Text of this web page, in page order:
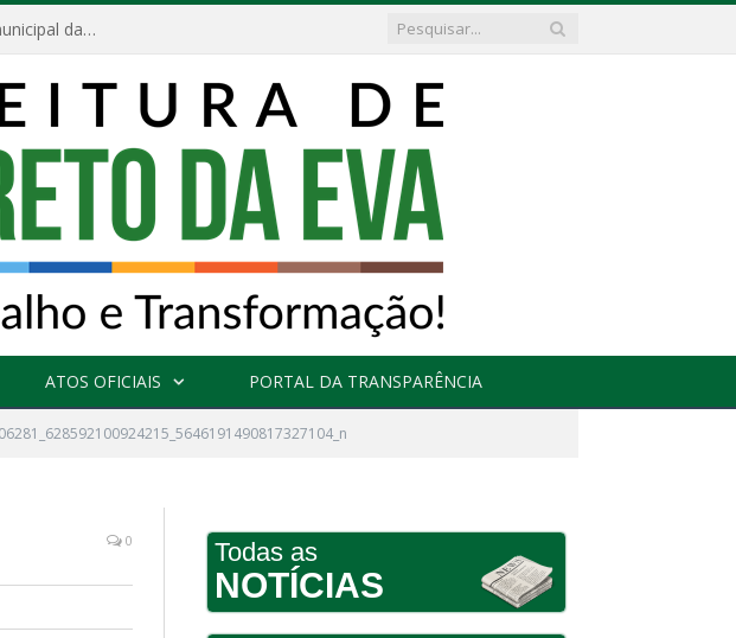
Escola Municipal Divino Espírito Santo conquista etapa municipal da V Feira Amazonense de Matemática
ATOS OFICIAIS PORTAL DA TRANSPARÊNCIA
0 Todas as
NOTÍCIAS